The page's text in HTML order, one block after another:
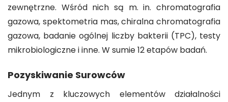
zewnętrzne. Wśród nich są m. in. chromatografia
gazowa, spektometria mas, chiralna chromatografia
gazowa, badanie ogólnej liczby bakterii (TPC), testy
mikrobiologiczne i inne. W sumie 12 etapów badań.
Pozyskiwanie Surowców
Jednym z kluczowych elementów działalności